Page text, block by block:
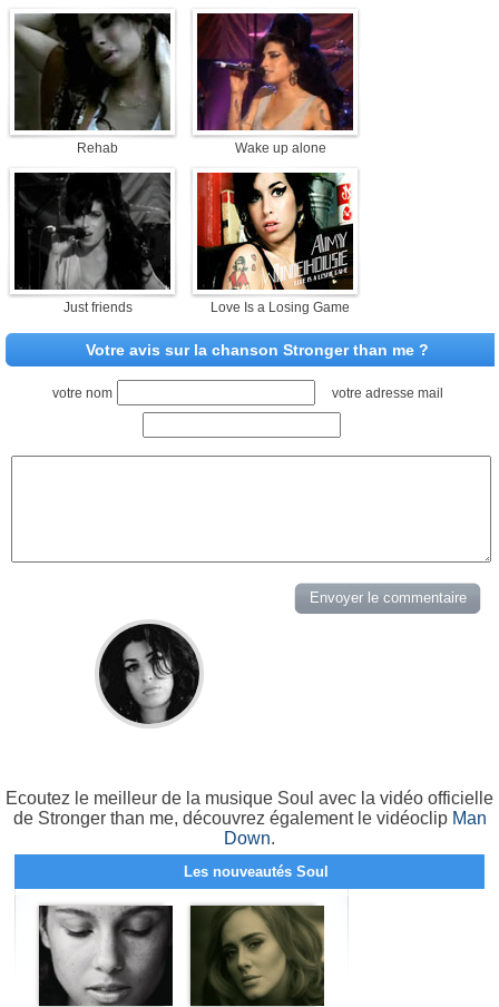
Rehab Wake up alone
Just friends Love Is a Losing Game
Votre avis sur la chanson Stronger than me ?
votre nom votre adresse mail
Ecoutez le meilleur de la musique Soul avec la vidéo officielle
de Stronger than me, découvrez également le vidéoclip Man
Down.
Les nouveautés Soul